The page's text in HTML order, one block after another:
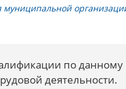
муниципальной
по
деятельности.